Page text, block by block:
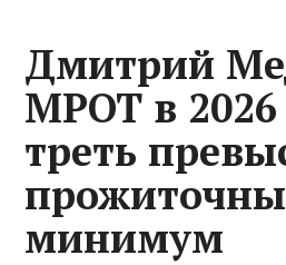
Дмитрий
МРОТ в 2026
треть
минимум